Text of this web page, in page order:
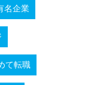
名企業
て転職